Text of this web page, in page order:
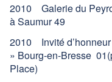
2010 Galerie du
à Saumur 49
2010 Invité
» Bourg-en-Bresse
Place)